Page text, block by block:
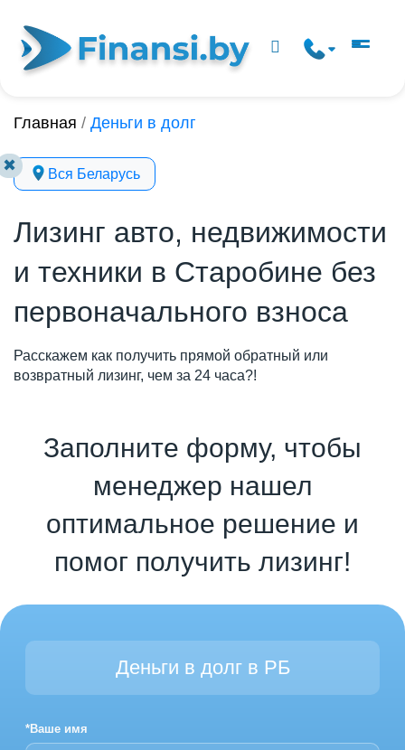
✖
Главная / Деньги в долг
Вся Беларусь
Лизинг авто, недвижимости
и техники в Старобине без
первоначального взноса
Расскажем как получить прямой обратный или
возвратный лизинг, чем за 24 часа?!
Заполните форму, чтобы
менеджер нашел
оптимальное решение и
помог получить лизинг!
Деньги в долг в РБ
*Ваше имя